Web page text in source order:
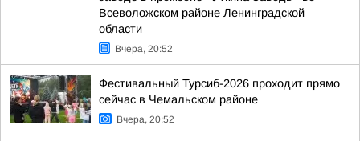
Всеволожском районе Ленинградской
области
Вчера, 20:52
Фестивальный Турсиб-2026 проходит прямо
сейчас в Чемальском районе
Вчера, 20:52